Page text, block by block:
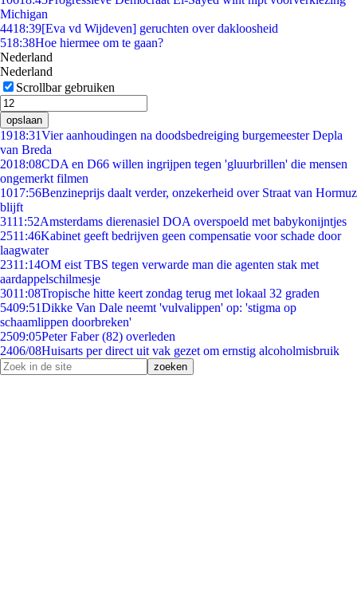
Michigan
4418:39[Eva vd Wijdeven] geruchten over dakloosheid
518:38Hoe hiermee om te gaan?
Nederland
Nederland
Scrollbar gebruiken
opslaan
1918:31Vier aanhoudingen na doodsbedreiging burgemeester Depla
van Breda
2018:08CDA en D66 willen ingrijpen tegen 'gluurbrillen' die mensen
ongemerkt filmen
1017:56Benzineprijs daalt verder, onzekerheid over Straat van Hormuz
blijft
3111:52Amsterdams dierenasiel DOA overspoeld met babykonijntjes
2511:46Kabinet geeft bedrijven geen compensatie voor schade door
laagwater
2311:14OM eist TBS tegen verwarde man die agenten stak met
aardappelschilmesje
3011:08Tropische hitte keert zondag terug met lokaal 32 graden
5409:51Dikke Van Dale neemt 'vulvalippen' op: 'stigma op
schaamlippen doorbreken'
2509:05Peter Faber (82) overleden
2406/08Huisarts per direct uit vak gezet om ernstig alcoholmisbruik